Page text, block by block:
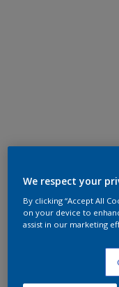
We respect your
By clicking “Accept All
on your device to
assist in our marketing